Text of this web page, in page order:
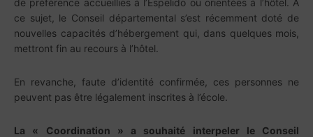
de préférence accueillies à l’Espelido ou orientées à l’hôtel. À
ce sujet, le Conseil départemental s’est récemment doté de
nouvelles capacités d’hébergement qui, dans quelques mois,
mettront fin au recours à l’hôtel.
En revanche, faute d’identité confirmée, ces personnes ne
peuvent pas être légalement inscrites à l’école.
La « Coordination » a souhaité interpeler le Conseil